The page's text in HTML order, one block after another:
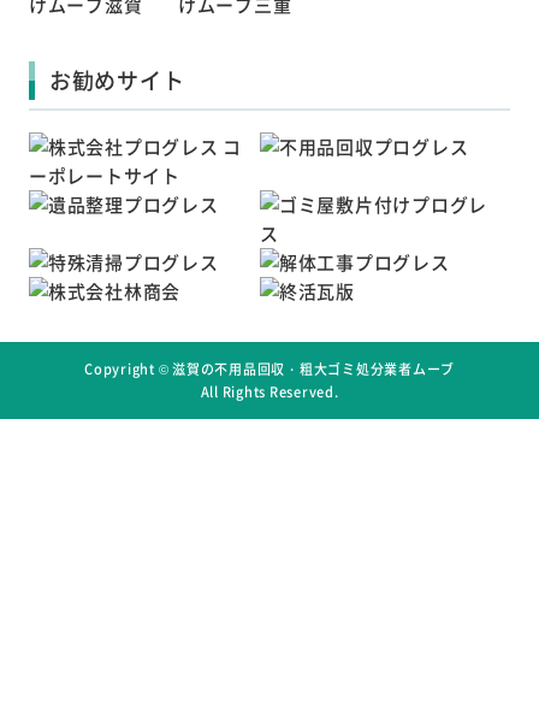
お勧めサイト
Copyright ©滋賀の不用品回収・粗大ゴミ処分業者ムーブ
All Rights Reserved.